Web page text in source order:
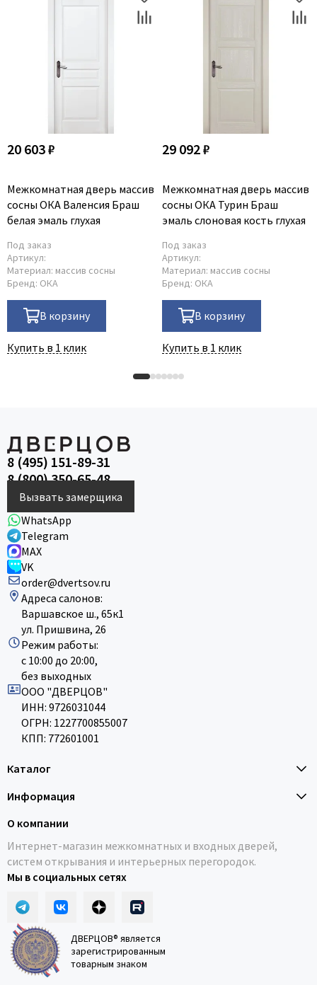
20 603 ₽
Межкомнатная дверь массив
сосны ОКА Валенсия Браш
белая эмаль глухая
Под заказ
Артикул:
Материал: массив сосны
Бренд: ОКА
В корзину
Купить в 1 клик
29 092 ₽
Межкомнатная дверь массив
сосны ОКА Турин Браш
эмаль слоновая кость глухая
Под заказ
Артикул:
Материал: массив сосны
Бренд: ОКА
В корзину
Купить в 1 клик
8 (495) 151-89-31
8 (800) 350-65-48
Вызвать замерщика
WhatsApp
Telegram
MAX
VK
order@dvertsov.ru
Адреса салонов:
Варшавское ш., 65к1
ул. Пришвина, 26
Режим работы:
с 10:00 до 20:00,
без выходных
ООО "ДВЕРЦОВ"
ИНН: 9726031044
ОГРН: 1227700855007
КПП: 772601001
Каталог
Информация
О компании
Интернет-магазин межкомнатных и входных дверей,
систем открывания и интерьерных перегородок.
Мы в социальных сетях
ДВЕРЦОВ® является
зарегистрированным
товарным знаком